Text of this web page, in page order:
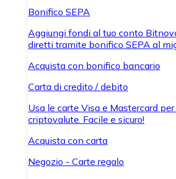
Bonifico SEPA
Aggiungi fondi al tuo conto
diretti tramite bonifico SEPA al
Acquista con bonifico bancario
Carta di credito / debito
Usa le carte Visa e Mastercard
criptovalute. Facile e sicuro!
Acquista con carta
Negozio - Carte regalo